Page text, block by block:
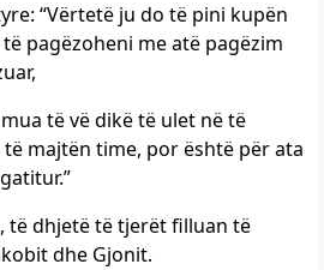
“Vërtetë ju do të pini kupën
pagëzoheni me atë pagëzim
të vë dikë të ulet në të
majtën time, por është për ata
të dhjetë të tjerët filluan të
dhe Gjonit.